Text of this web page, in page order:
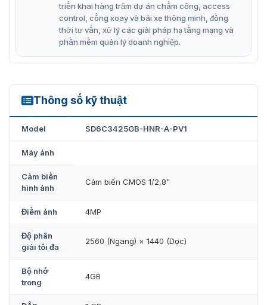
triển khai hàng trăm dự án chấm công, access
control, cổng xoay và bãi xe thông minh, đồng
thời tư vấn, xử lý các giải pháp hạ tầng mạng và
phần mềm quản lý doanh nghiệp.
Thông số kỹ thuật
SD6C3425GB-HNR-A-PV1
Model SD6C3425GB-HNR-A-PV1
Máy ảnh
Cảm biến
hình ảnh
Cảm biến CMOS 1/2,8"
Điểm ảnh 4MP
Độ phân
giải tối đa
2560 (Ngang) × 1440 (Dọc)
Bộ nhớ
trong
4GB